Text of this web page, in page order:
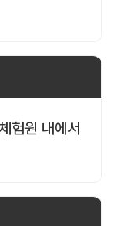
험원 내에서